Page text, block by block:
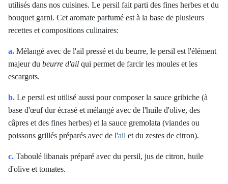
utilisés dans nos cuisines. Le persil fait parti des fines herbes et du
bouquet garni. Cet aromate parfumé est à la base de plusieurs
recettes et compositions culinaires:
a. Mélangé avec de l'ail pressé et du beurre, le persil est l'élément
majeur du beurre d'ail qui permet de farcir les moules et les
escargots.
b. Le persil est utilisé aussi pour composer la sauce gribiche (à
base d'œuf dur écrasé et mélangé avec de l'huile d'olive, des
câpres et des fines herbes) et la sauce gremolata (viandes ou
poissons grillés préparés avec de l'ail et du zestes de citron).
c. Taboulé libanais préparé avec du persil, jus de citron, huile
d'olive et tomates.